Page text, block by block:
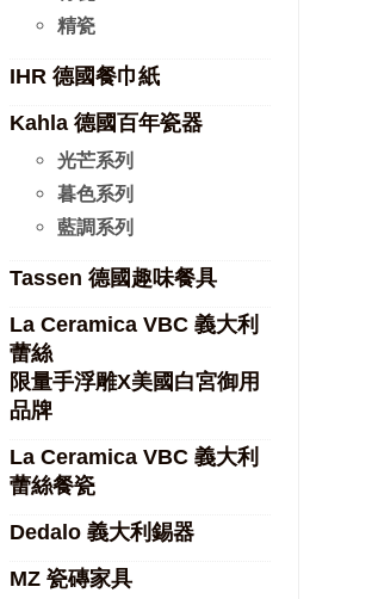
精瓷
IHR 德國餐巾紙
Kahla 德國百年瓷器
光芒系列
暮色系列
藍調系列
Tassen 德國趣味餐具
La Ceramica VBC 義大利
蕾絲
限量手浮雕X美國白宮御用
品牌
La Ceramica VBC 義大利
蕾絲餐瓷
Dedalo 義大利錫器
MZ 瓷磚家具